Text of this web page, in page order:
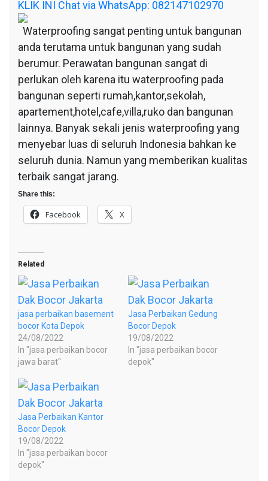
KLIK INI Chat via WhatsApp: 082147102970
Waterproofing sangat penting untuk bangunan
anda terutama untuk bangunan yang sudah
berumur. Perawatan bangunan sangat di
perlukan oleh karena itu waterproofing pada
bangunan seperti rumah,kantor,sekolah,
apartement,hotel,cafe,villa,ruko dan bangunan
lainnya. Banyak sekali jenis waterproofing yang
menyebar luas di seluruh Indonesia bahkan ke
seluruh dunia. Namun yang memberikan kualitas
terbaik sangat jarang.
Share this:
Facebook X
Related
jasa perbaikan basement
bocor Kota Depok
24/08/2022
In "jasa perbaikan bocor
jawa barat"
Jasa Perbaikan Gedung
Bocor Depok
19/08/2022
In "jasa perbaikan bocor
depok"
Jasa Perbaikan Kantor
Bocor Depok
19/08/2022
In "jasa perbaikan bocor
depok"